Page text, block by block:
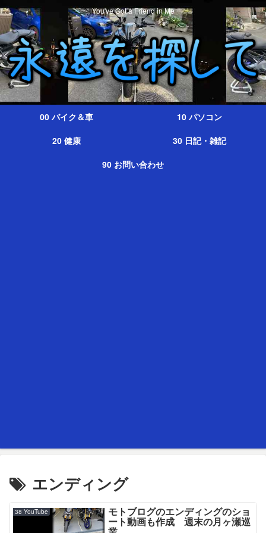
You've Got a Friend in Me
00 バイク＆車
10 パソコン
20 健康
30 日記・雑記
90 お問い合わせ
エンディング
38 YouTube モトブログのエンディングのショ
ート動画も作成 週末の月ヶ瀬巡